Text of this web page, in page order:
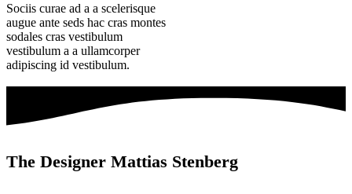
Sociis curae ad a a scelerisque
augue ante seds hac cras montes
sodales cras vestibulum
vestibulum a a ullamcorper
adipiscing id vestibulum.
The Designer Mattias Stenberg